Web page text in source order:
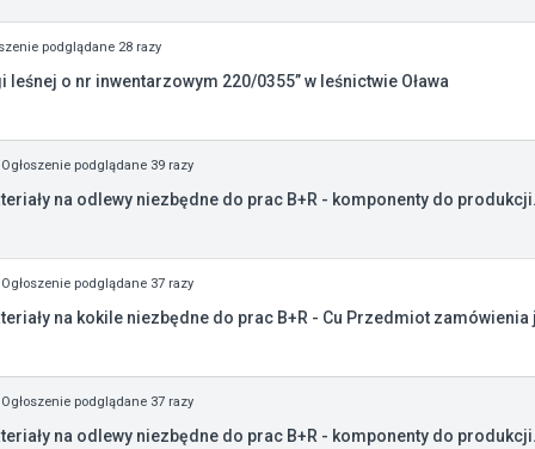
podglądane 28 razy
o nr inwentarzowym 220/0355” w leśnictwie Oława
podglądane 39 razy
na odlewy niezbędne do prac B+R - komponenty do
podglądane 37 razy
na kokile niezbędne do prac B+R - Cu Przedmiot zamówienia
podglądane 37 razy
na odlewy niezbędne do prac B+R - komponenty do